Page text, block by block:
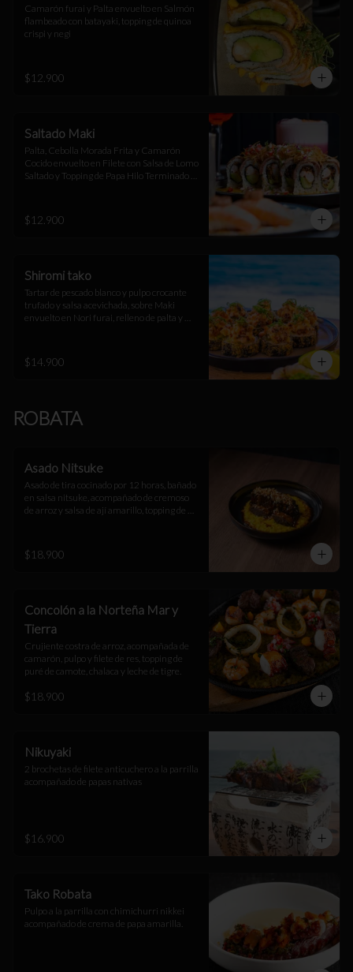
Camarón furai y Palta envuelto en Salmón
flambeado con batayaki, topping de quinoa
crispi y negi
$12.900
Saltado Maki
Palta, Cebolla Morada Frita y Camarón
Cocido envuelto en Filete con Salsa de Lomo
Saltado y Topping de Papa Hilo Terminado
$12.900
Shiromi tako
Tartar de pescado blanco y pulpo crocante
trufado y salsa acevichada, sobre Maki
envuelto en Nori furai, relleno de palta y
$14.900
ROBATA
Asado Nitsuke
Asado de tira cocinado por 12 horas, bañado
en salsa nitsuke, acompañado de cremoso
de arroz y salsa de ají amarillo, topping de
$18.900
Concolón a la Norteña Mar y
Tierra
Crujiente costra de arroz, acompañada de
camarón, pulpo y filete de res, topping de
puré de camote, chalaca y leche de tigre.
$18.900
Nikuyaki
2 brochetas de filete anticuchero a la parrilla
acompañado de papas nativas
$16.900
Tako Robata
Pulpo a la parrilla con chimichurri nikkei
acompañado de crema de papa amarilla.